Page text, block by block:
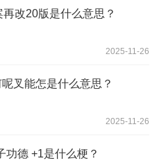
改20版是什么意思？
2025-11-26
叉能怎是什么意思？
2025-11-26
功德 +1是什么梗？